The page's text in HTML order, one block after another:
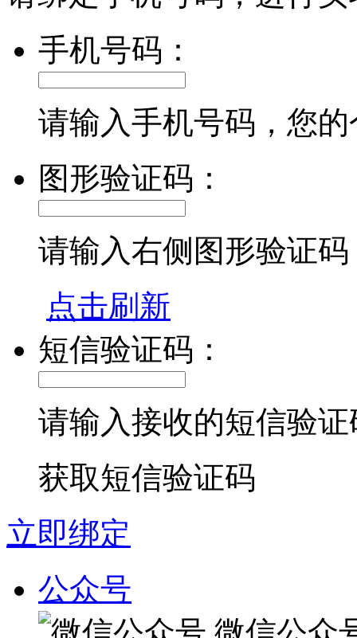
手机号码：
请输入手机号码，您
图形验证码：
请输入右侧图形验证码
点击刷新
短信验证码：
请输入接收的短信验证
获取短信验证码
立即绑定
公众号